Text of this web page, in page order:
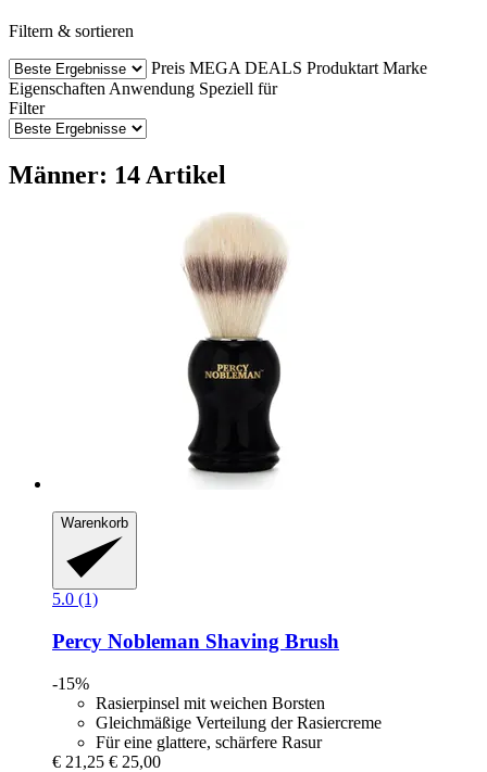
Filtern & sortieren
Preis MEGA DEALS Produktart Marke
Eigenschaften Anwendung Speziell für
Filter
Männer: 14 Artikel
Warenkorb
5.0 (1)
Percy Nobleman Shaving Brush
-15%
Rasierpinsel mit weichen Borsten
Gleichmäßige Verteilung der Rasiercreme
Für eine glattere, schärfere Rasur
€ 21,25 € 25,00